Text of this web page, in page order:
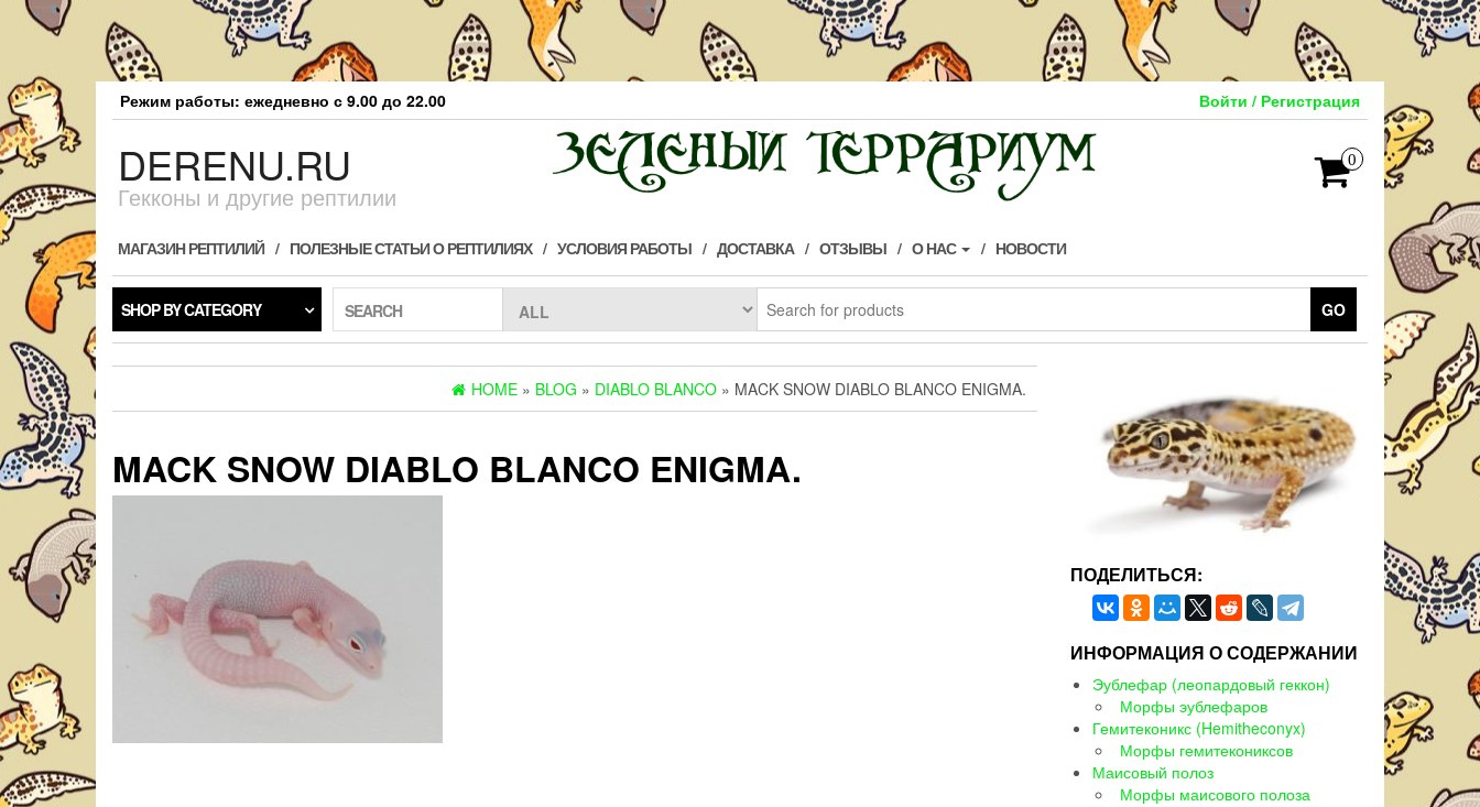
Skip
to
the
content
Режим работы: ежедневно с 9.00 до 22.00 Войти / Регистрация
DERENU.RU
Гекконы и другие рептилии
0
МАГАЗИН РЕПТИЛИЙ ПОЛЕЗНЫЕ СТАТЬИ О РЕПТИЛИЯХ УСЛОВИЯ РАБОТЫ ДОСТАВКА ОТЗЫВЫ О НАС НОВОСТИ
SHOP BY CATEGORY SEARCH GO
HOME » BLOG » DIABLO BLANCO » MACK SNOW DIABLO BLANCO ENIGMA.
MACK SNOW DIABLO BLANCO ENIGMA.
ПОДЕЛИТЬСЯ:
ИНФОРМАЦИЯ О СОДЕРЖАНИИ
Эублефар (леопардовый геккон)
Морфы эублефаров
Гемитеконикс (Hemitheconyx)
Морфы гемитекониксов
Маисовый полоз
Морфы маисового полоза